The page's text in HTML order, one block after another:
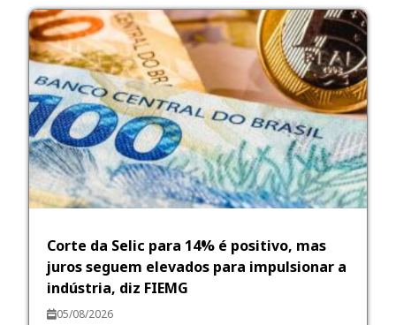
Corte da Selic para 14% é positivo, mas
juros seguem elevados para impulsionar a
indústria, diz FIEMG
05/08/2026